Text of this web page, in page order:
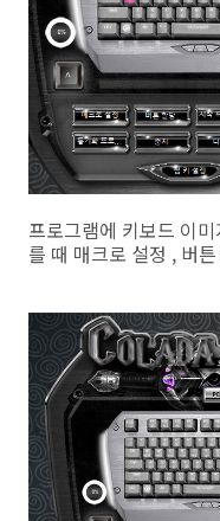
프로그램에 키보드 이
를 때 매크로 설정 , 버